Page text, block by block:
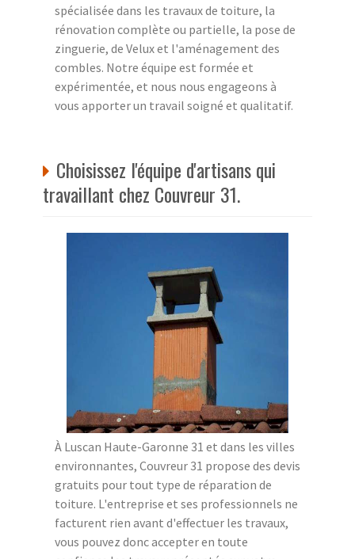
spécialisée dans les travaux de toiture, la
rénovation complète ou partielle, la pose de
zinguerie, de Velux et l'aménagement des
combles. Notre équipe est formée et
expérimentée, et nous nous engageons à
vous apporter un travail soigné et qualitatif.
Choisissez l'équipe d'artisans qui
travaillant chez Couvreur 31.
À Luscan Haute-Garonne 31 et dans les villes
environnantes, Couvreur 31 propose des devis
gratuits pour tout type de réparation de
toiture. L'entreprise et ses professionnels ne
facturent rien avant d'effectuer les travaux,
vous pouvez donc accepter en toute